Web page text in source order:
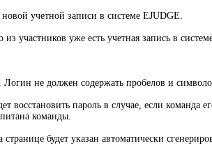
учетной записи в системе EJUDGE.
участников уже есть учетная запись в
. Логин не должен содержать пробелов и
пароль в случае, если команда
команды.
будет указан автоматически